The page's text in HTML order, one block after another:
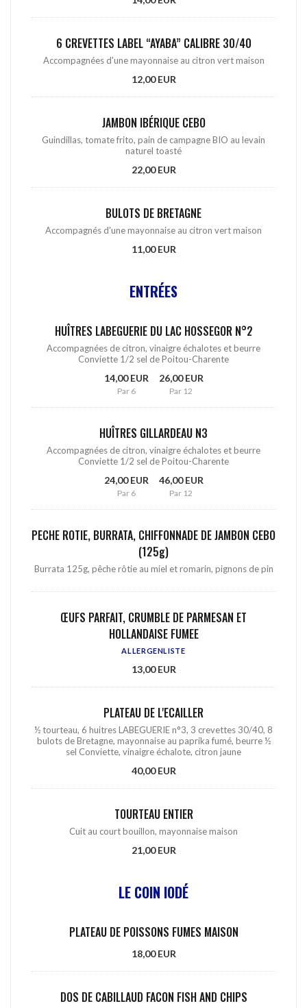
6 CREVETTES LABEL “AYABA” CALIBRE 30/40
Accompagnées d'une mayonnaise au citron vert maison
12,00 EUR
JAMBON IBÉRIQUE CEBO
Guindillas, tomate frito, pain de campagne BIO au levain
naturel toasté
22,00 EUR
BULOTS DE BRETAGNE
Accompagnés d'une mayonnaise au citron vert maison
11,00 EUR
ENTRÉES
HUÎTRES LABEGUERIE DU LAC HOSSEGOR N°2
Accompagnées de citron, vinaigre échalotes et beurre
Conviette 1/2 sel de Poitou-Charente
14,00 EUR
Par 6
26,00 EUR
Par 12
HUÎTRES GILLARDEAU N3
Accompagnées de citron, vinaigre échalotes et beurre
Conviette 1/2 sel de Poitou-Charente
24,00 EUR
Par 6
46,00 EUR
Par 12
PECHE ROTIE, BURRATA, CHIFFONNADE DE JAMBON CEBO
(125g)
Burrata 125g, pêche rôtie au miel et romarin, pignons de pin
ŒUFS PARFAIT, CRUMBLE DE PARMESAN ET
HOLLANDAISE FUMEE
ALLERGENLISTE
13,00 EUR
PLATEAU DE L'ECAILLER
½ tourteau, 6 huitres LABEGUERIE n°3, 3 crevettes 30/40, 8
bulots de Bretagne, mayonnaise au paprika fumé, beurre ½
sel Conviette, vinaigre échalote, citron jaune
40,00 EUR
TOURTEAU ENTIER
Cuit au court bouillon, mayonnaise maison
21,00 EUR
LE COIN IODÉ
PLATEAU DE POISSONS FUMES MAISON
18,00 EUR
DOS DE CABILLAUD FACON FISH AND CHIPS